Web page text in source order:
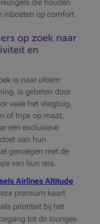
die houden
inboeten op comfort.
op zoek naar
en
is naar ultiem
is gebeten door
vaak het vliegtuig.
of trips op maat,
een exclusieve
aan hun
genoegen met de
van hun reis.
Airlines Altitude
premium kaart
prioriteit bij het
tot de lounges